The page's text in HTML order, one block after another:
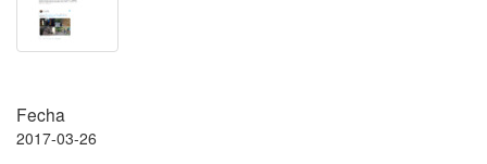
Fecha
2017-03-26